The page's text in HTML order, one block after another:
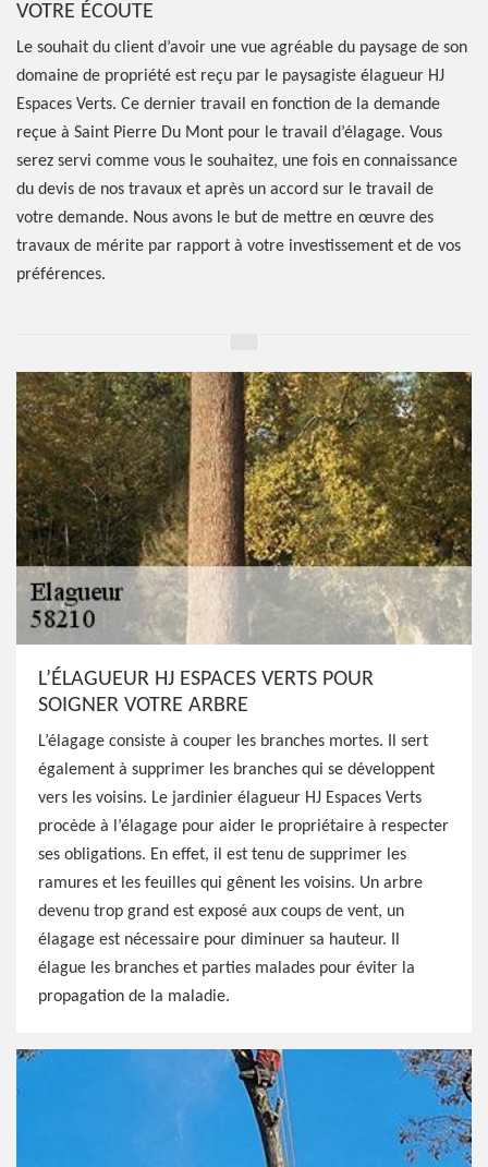
VOTRE ÉCOUTE
Le souhait du client d’avoir une vue agréable du paysage de son
domaine de propriété est reçu par le paysagiste élagueur HJ
Espaces Verts. Ce dernier travail en fonction de la demande
reçue à Saint Pierre Du Mont pour le travail d’élagage. Vous
serez servi comme vous le souhaitez, une fois en connaissance
du devis de nos travaux et après un accord sur le travail de
votre demande. Nous avons le but de mettre en œuvre des
travaux de mérite par rapport à votre investissement et de vos
préférences.
L’ÉLAGUEUR HJ ESPACES VERTS POUR
SOIGNER VOTRE ARBRE
L’élagage consiste à couper les branches mortes. Il sert
également à supprimer les branches qui se développent
vers les voisins. Le jardinier élagueur HJ Espaces Verts
procède à l’élagage pour aider le propriétaire à respecter
ses obligations. En effet, il est tenu de supprimer les
ramures et les feuilles qui gênent les voisins. Un arbre
devenu trop grand est exposé aux coups de vent, un
élagage est nécessaire pour diminuer sa hauteur. Il
élague les branches et parties malades pour éviter la
propagation de la maladie.